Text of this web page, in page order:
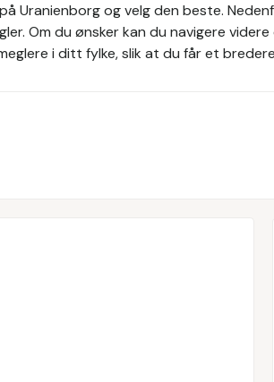
Uranienborg og velg den beste.
Om du ønsker kan du navigere
i ditt fylke, slik at du får et